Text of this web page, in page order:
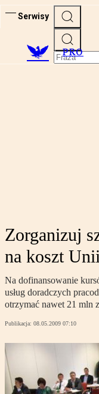
Serwisy
PRO
Zorganizuj
na koszt Unii
Na dofinansowanie
usług doradczych
otrzymać nawet 21 mln
Publikacja: 08.05.2009 07:10